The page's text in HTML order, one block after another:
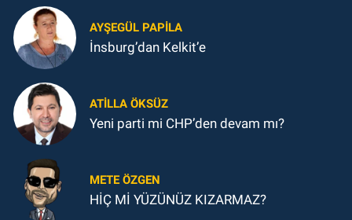
AYŞEGÜL PAPILA
İnsburg’dan Kelkit’e
ATILLA ÖKSÜZ
Yeni parti mi CHP’den devam mı?
METE ÖZGEN
HİÇ Mİ YÜZÜNÜZ KIZARMAZ?